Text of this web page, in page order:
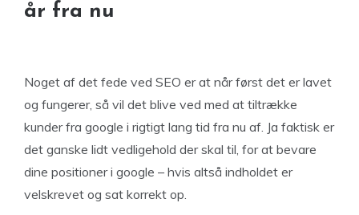
år fra nu
Noget af det fede ved SEO er at når først det er lavet
og fungerer, så vil det blive ved med at tiltrække
kunder fra google i rigtigt lang tid fra nu af. Ja faktisk er
det ganske lidt vedligehold der skal til, for at bevare
dine positioner i google – hvis altså indholdet er
velskrevet og sat korrekt op.